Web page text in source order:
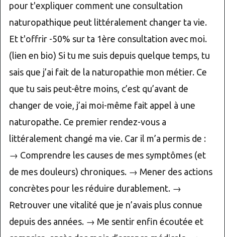
pour t'expliquer comment une consultation
naturopathique peut littéralement changer ta vie.
Et t'offrir -50% sur ta 1ère consultation avec moi.
(lien en bio) Si tu me suis depuis quelque temps, tu
sais que j’ai fait de la naturopathie mon métier. Ce
que tu sais peut-être moins, c’est qu’avant de
changer de voie, j’ai moi-même fait appel à une
naturopathe. Ce premier rendez-vous a
littéralement changé ma vie. Car il m’a permis de :
→ Comprendre les causes de mes symptômes (et
de mes douleurs) chroniques. → Mener des actions
concrètes pour les réduire durablement. →
Retrouver une vitalité que je n’avais plus connue
depuis des années. → Me sentir enfin écoutée et